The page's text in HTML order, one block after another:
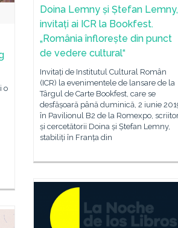
o
Doina Lemny și Ștefan Lemny,
invitați ai ICR la Bookfest.
„România înflorește din punct
de vedere cultural“
Invitați de Institutul Cultural Român
(ICR) la evenimentele de lansare de la
Târgul de Carte Bookfest, care se
desfășoară până duminică, 2 iunie
în Pavilionul B2 de la Romexpo,
și cercetătorii Doina și Ștefan Lemny,
stabiliți în Franța din